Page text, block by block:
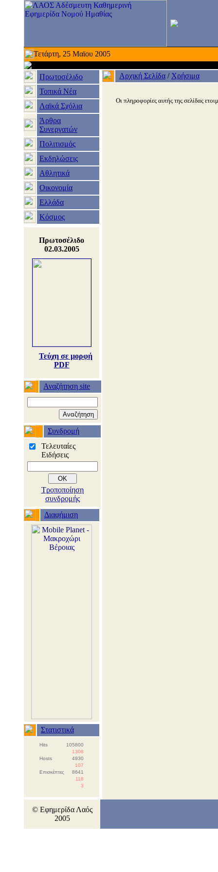
Τετάρτη, 25 Μαϊου 2005
Πρωτοσέλιδο
Τοπικά Νέα
Λαϊκά Σχόλια
Άρθρα
Συνεργατών
Πολιτισμός
Εκδηλώσεις
Αθλητικά
Οικονομία
Ελλάδα
Κόσμος
Πρωτοσέλιδο
02.03.2005
Τεύχη σε μορφή
PDF
Αναζήτηση site
Συνδρομή
Τελευταίες
Ειδήσεις
Τροποποίηση
συνδρομής
Διαφήμιση
Στατιστικά
Hits
105800
1308
Hosts
4930
107
Επισκέπτες
8641
118
3
Αρχική Σελίδα / Χρήσιμα
Οι πληροφορίες αυτής της σελίδας
© Εφημερίδα Λαός
2005